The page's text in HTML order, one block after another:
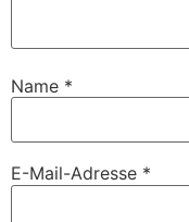
Name *
E-Mail-Adresse *